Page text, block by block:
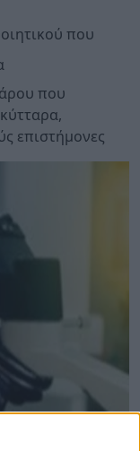
που
που
επιστήμονες